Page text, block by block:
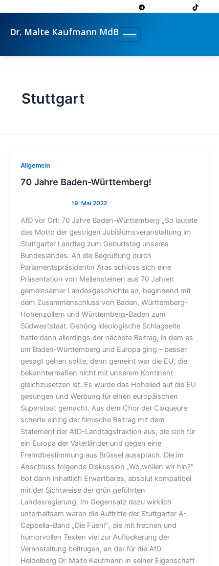
springen
Dr. Malte Kaufmann MdB
Stuttgart
Allgemein
70 Jahre Baden-Württemberg!
AfD vor Ort: 70 Jahre Baden-Württemberg „So lautete
das Motto der gestrigen Jubiläumsveranstaltung im
Stuttgarter Landtag zum Geburtstag unseres
Bundeslandes. An die Begrüßung durch
Parlamentspräsidentin Aras schloss sich eine
Präsentation von Meilensteinen aus 70 Jahren
gemeinsamer Landesgeschichte an, beginnend mit
dem Zusammenschluss von Baden, Württemberg-
Hohenzollern und Württemberg-Baden zum
Südweststaat. Gehörig ideologische Schlagseite
hatte dann allerdings der nächste Beitrag, in dem es
um Baden-Württemberg und Europa ging – besser
gesagt gehen sollte, denn gemeint war die EU, die
bekanntermaßen nicht mit unserem Kontinent
gleichzusetzen ist. Es wurde das Hohelied auf die EU
gesungen und Werbung für einen europäischen
Superstaat gemacht. Aus dem Chor der Claqueure
scherte einzig der filmische Beitrag mit dem
Statement der AfD-Landtagsfraktion aus, die sich für
ein Europa der Vaterländer und gegen eine
Fremdbestimmung aus Brüssel aussprach. Die im
Anschluss folgende Diskussion „Wo wollen wir hin?“
bot dann inhaltlich Erwartbares, absolut kompatibel
mit der Sichtweise der grün geführten
Landesregierung. Im Gegensatz dazu wirklich
unterhaltsam waren die Auftritte der Stuttgarter A-
Cappella-Band „Die Füenf“, die mit frechen und
humorvollen Texten viel zur Auflockerung der
Veranstaltung beitrugen, an der für die AfD
Heidelberg Dr. Malte Kaufmann in seiner Eigenschaft